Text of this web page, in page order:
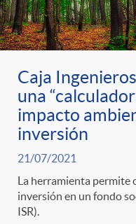
Caja
una
impacto
inversión
21/07/2021
La herramienta permite
inversión en un fondo
ISR).